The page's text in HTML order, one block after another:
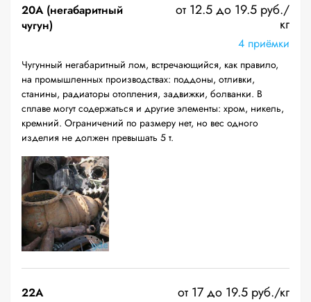
20A (негабаритный
чугун)
от 12.5 до 19.5 руб./
кг
4 приёмки
Чугунный негабаритный лом, встречающийся, как правило,
на промышленных производствах: поддоны, отливки,
станины, радиаторы отопления, задвижки, болванки. В
сплаве могут содержаться и другие элементы: хром, никель,
кремний. Ограничений по размеру нет, но вес одного
изделия не должен превышать 5 т.
22A от 17 до 19.5 руб./кг